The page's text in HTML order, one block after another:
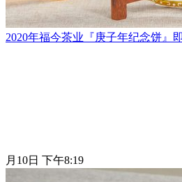
2020年福今茶业『庚子年纪念饼』
月10日 下午8:19